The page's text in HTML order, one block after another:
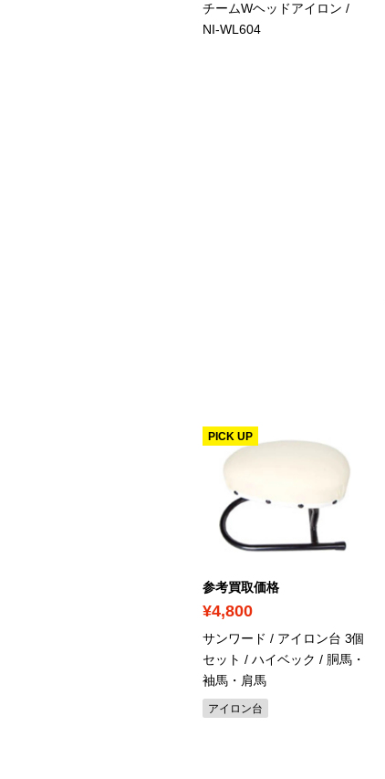
チームWヘッドアイロン /
NI-WL604
参考買取価格
¥4,800
PICK UP
サンワード / アイロン台 3個
セット / ハイベック / 胴馬・
袖馬・肩馬
アイロン台